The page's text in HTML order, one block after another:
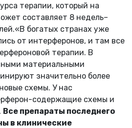
терапии, который на
составляет 8 недель–
богатых странах уже
от интерферонов, и там все
терапии. В
материальными
значительно более
схемы. У нас
содержащие схемы и
Все препараты последнего
в клинические